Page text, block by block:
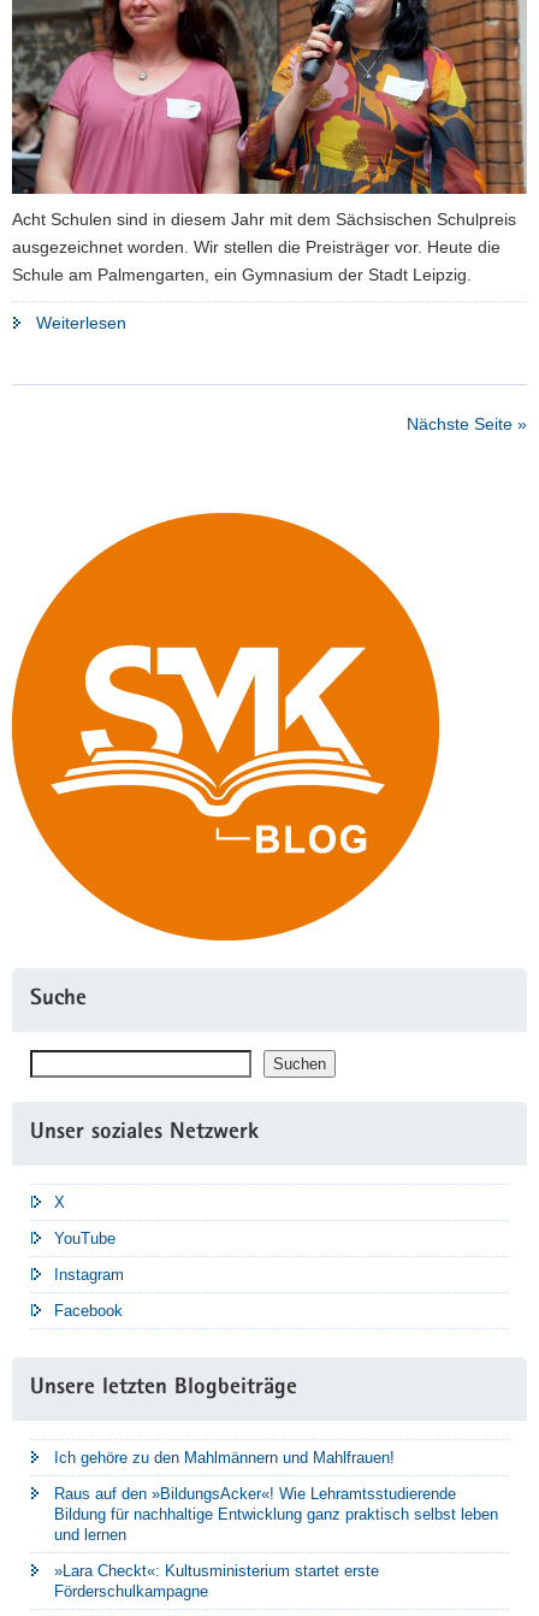
Acht Schulen sind in diesem Jahr mit dem Sächsischen Schulpreis
ausgezeichnet worden. Wir stellen die Preisträger vor. Heute die
Schule am Palmengarten, ein Gymnasium der Stadt Leipzig.
Weiterlesen
Nächste Seite »
Suche
Suchen
Unser soziales Netzwerk
X
YouTube
Instagram
Facebook
Unsere letzten Blogbeiträge
Ich gehöre zu den Mahlmännern und Mahlfrauen!
Raus auf den »BildungsAcker«! Wie Lehramtsstudierende
Bildung für nachhaltige Entwicklung ganz praktisch selbst leben
und lernen
»Lara Checkt«: Kultusministerium startet erste
Förderschulkampagne